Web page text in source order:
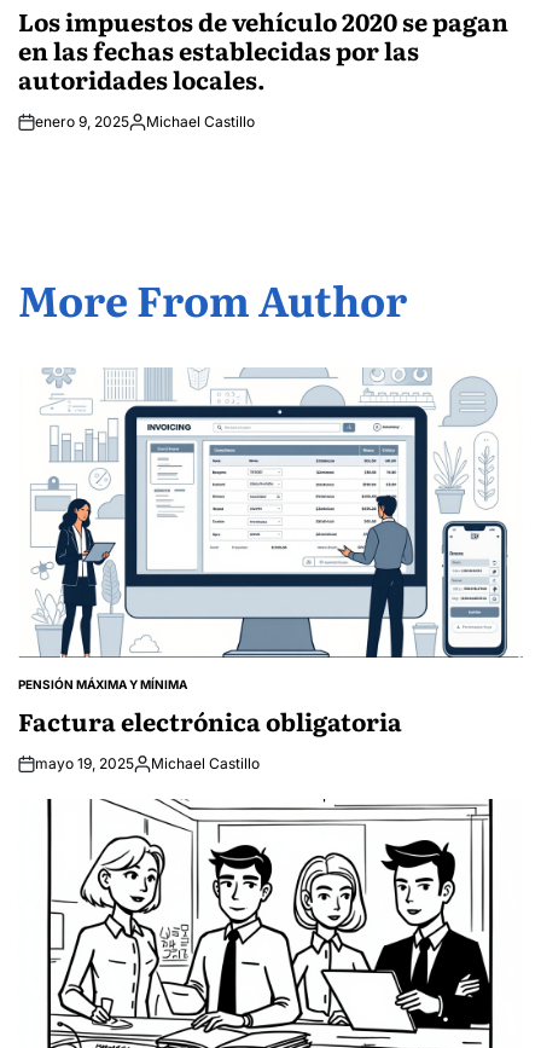
Los impuestos de vehículo 2020 se pagan
en las fechas establecidas por las
autoridades locales.
enero 9, 2025Posted
Michael Castillo
More From Author
POSTED
PENSIÓN MÁXIMA Y MÍNIMA
Factura electrónica obligatoria
mayo 19, 2025Posted
Michael Castillo